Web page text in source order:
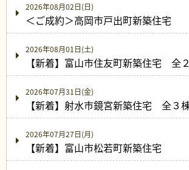
2026年08月02日(日)
＜ご成約＞高岡市戸出町新築住宅
2026年08月01日(土)
【新着】富山市住友町新築住宅 全
2026年07月31日(金)
【新着】射水市鏡宮新築住宅 全３
2026年07月27日(月)
【新着】富山市松若町新築住宅